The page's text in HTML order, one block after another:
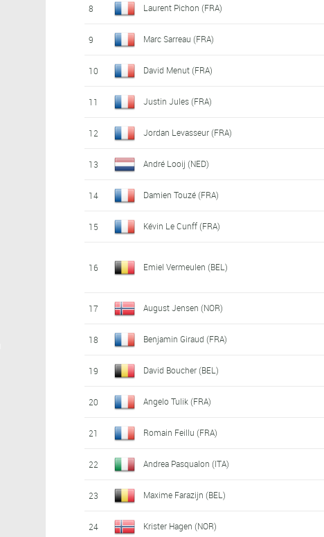
8 Laurent Pichon (FRA)
9 Marc Sarreau (FRA)
10 David Menut (FRA)
11 Justin Jules (FRA)
12 Jordan Levasseur (FRA)
13 André Looij (NED)
14 Damien Touzé (FRA)
15 Kévin Le Cunff (FRA)
16 Emiel Vermeulen (BEL)
17 August Jensen (NOR)
18 Benjamin Giraud (FRA)
19 David Boucher (BEL)
20 Angelo Tulik (FRA)
21 Romain Feillu (FRA)
22 Andrea Pasqualon (ITA)
23 Maxime Farazijn (BEL)
24 Krister Hagen (NOR)